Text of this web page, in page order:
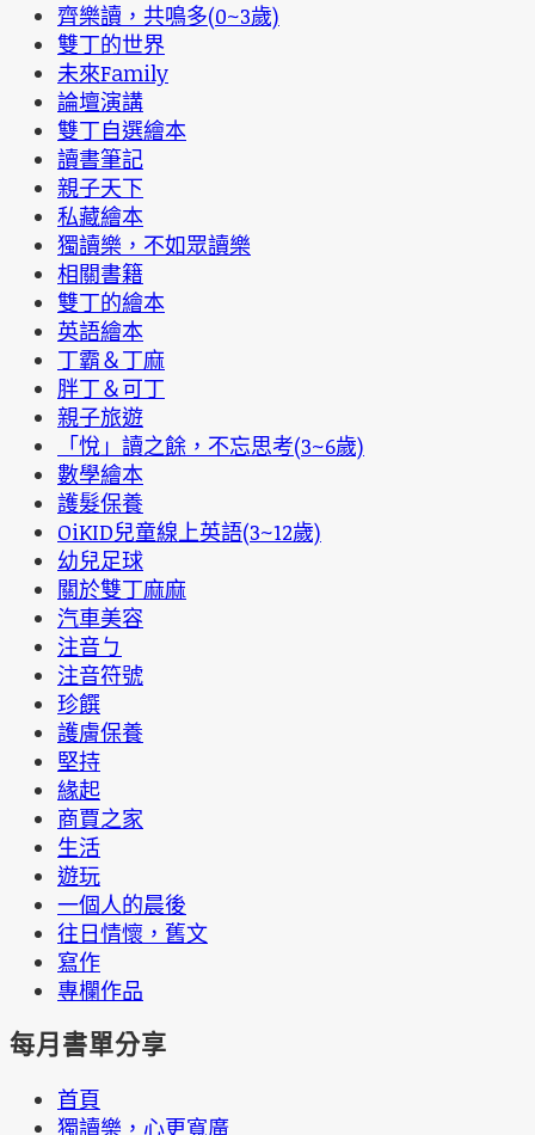
齊樂讀，共鳴多(0~3歲)
雙丁的世界
未來Family
論壇演講
雙丁自選繪本
讀書筆記
親子天下
私藏繪本
獨讀樂，不如眾讀樂
相關書籍
雙丁的繪本
英語繪本
丁霸＆丁麻
胖丁＆可丁
親子旅遊
「悅」讀之餘，不忘思考(3~6歲)
數學繪本
護髮保養
OiKID兒童線上英語(3~12歲)
幼兒足球
關於雙丁麻麻
汽車美容
注音ㄅ
注音符號
珍饌
護膚保養
堅持
緣起
商賈之家
生活
遊玩
一個人的晨後
往日情懷，舊文
寫作
專欄作品
每月書單分享
首頁
獨讀樂，心更寬廣